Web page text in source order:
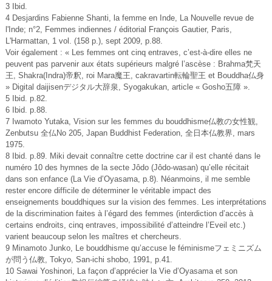
3 Ibid.
4 Desjardins Fabienne Shanti, la femme en Inde, La Nouvelle revue de
l'Inde; n°2, Femmes indiennes / éditorial François Gautier, Paris,
L'Harmattan, 1 vol. (158 p.), sept 2009, p.88.
Voir également : « Les femmes ont cinq entraves, c’est-à-dire elles ne
peuvent pas parvenir aux états supérieurs malgré l’ascèse : Brahma梵天
王, Shakra(Indra)帝釈, roi Mara魔王, cakravartin転輪聖王 et Bouddha仏身
» Digital daijisenデジタル大辞泉, Syogakukan, article « Gosho五障 ».
5 Ibid. p.82.
6 Ibid. p.88.
7 Iwamoto Yutaka, Vision sur les femmes du bouddhisme仏教の女性観,
Zenbutsu 全仏No 205, Japan Buddhist Federation, 全日本仏教界, mars
1975.
8 Ibid. p.89. Miki devait connaître cette doctrine car il est chanté dans le
numéro 10 des hymnes de la secte Jôdo (Jôdo-wasan) qu’elle récitait
dans son enfance (La Vie d’Oyasama, p.8). Néanmoins, il me semble
rester encore difficile de déterminer le véritable impact des
enseignements bouddhiques sur la vision des femmes. Les interprétations
de la discrimination faites à l’égard des femmes (interdiction d’accès à
certains endroits, cinq entraves, impossibilité d’atteindre l’Eveil etc.)
varient beaucoup selon les maîtres et chercheurs.
9 Minamoto Junko, Le bouddhisme qu’accuse le féminismeフェミニズム
が問う仏教, Tokyo, San-ichi shobo, 1991, p.41.
10 Sawai Yoshinori, La façon d’apprécier la Vie d’Oyasama et son